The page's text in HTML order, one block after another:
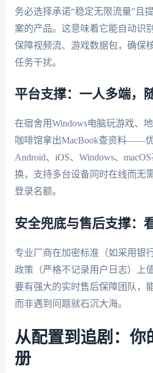
务必选择承诺“稳定无限流量”且
案的产品。这意味着它能自动识
保障视频流、游戏数据包，确保
任务干扰。
平台支撑：一人多端，
在宿舍用Windows电脑玩游戏、
咖啡馆拿出MacBook查资料——
Android、iOS、Windows、
换，支持多台设备同时在线而无
登录名额。
安全兜底与售后支撑：
专业厂商在加密标准（如采用银
政策（严格不记录用户日志）上
要有强大的实时售后保障团队，
而非遇到问题就石沉大海。
从配置到追剧：你
册